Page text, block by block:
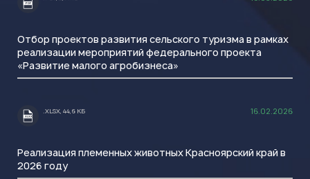
.PDF
Отбор проектов развития сельского туризма в рамках
реализации мероприятий федерального проекта
«Развитие малого агробизнеса»
.XLSX
.XLSX, 44,6 КБ 16.02.2026
Реализация племенных животных Красноярский край в
2026 году